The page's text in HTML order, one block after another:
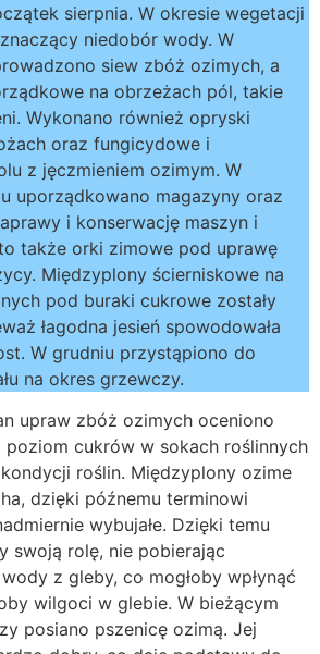
sierpnia. W okresie wegetacji
niedobór wody. W
siew zbóż ozimych, a
na obrzeżach pól, takie
Wykonano również opryski
oraz fungicydowe i
z jęczmieniem ozimym. W
uporządkowano magazyny oraz
i konserwację maszyn i
także orki zimowe pod uprawę
Międzyplony ścierniskowe na
pod buraki cukrowe zostały
łagodna jesień spowodowała
W grudniu przystąpiono do
na okres grzewczy.
upraw zbóż ozimych oceniono
poziom cukrów w sokach roślinnych
roślin. Międzyplony ozime
dzięki późnemu terminowi
wybujałe. Dzięki temu
swoją rolę, nie pobierając
z gleby, co mogłoby wpłynąć
wilgoci w glebie. W bieżącym
posiano pszenicę ozimą. Jej